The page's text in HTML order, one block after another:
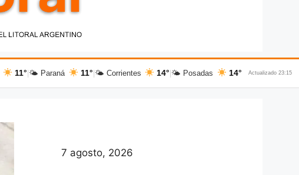
11° 🌤 Paraná 11° 🌤 Corrientes 14° 🌤 Posadas 14° Actualizado 23:15
7 agosto, 2026